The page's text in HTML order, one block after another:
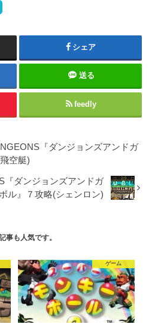
シェア
送る
feedly
『ダンジョンズアンドガ
空艇)
『ダンジョンズアンドガ
ル』７攻略(シェンロン)
事も人気です。
ゲーム